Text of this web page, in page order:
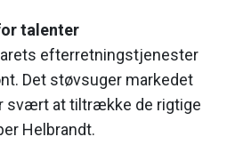
talenter
efterretningstjenester
Det støvsuger markedet
svært at tiltrække de rigtige
Helbrandt.